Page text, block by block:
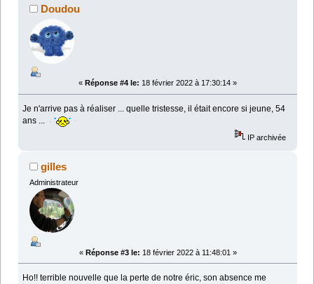
Doudou
« Réponse #4 le: 18 février 2022 à 17:30:14 »
Je n'arrive pas à réaliser ... quelle tristesse, il était encore si jeune, 54
ans ...
IP archivée
gilles
Administrateur
« Réponse #3 le: 18 février 2022 à 11:48:01 »
Ho!! terrible nouvelle que la perte de notre éric, son absence me